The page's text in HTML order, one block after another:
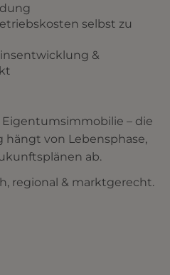
selbst zu
&
– die
von Lebensphase,
ab.
regional & marktgerecht.